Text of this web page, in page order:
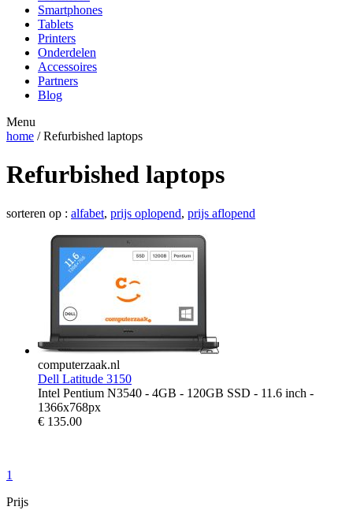
Smartphones
Tablets
Printers
Onderdelen
Accessoires
Partners
Blog
Menu
home / Refurbished laptops
Refurbished laptops
sorteren op : alfabet, prijs oplopend, prijs aflopend
computerzaak.nl
Dell Latitude 3150
Intel Pentium N3540 - 4GB - 120GB SSD - 11.6 inch -
1366x768px
€ 135.00
1
Prijs